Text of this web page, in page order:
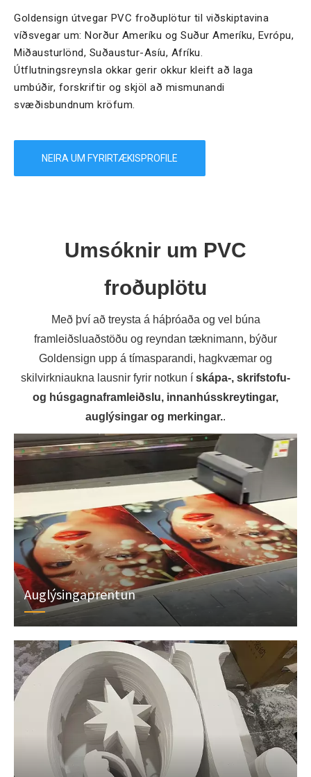
Goldensign útvegar PVC froðuplötur til viðskiptavina
víðsvegar um: Norður Ameríku og Suður Ameríku, Evrópu,
Miðausturlönd, Suðaustur-Asíu, Afríku.
Útflutningsreynsla okkar gerir okkur kleift að laga
umbúðir, forskriftir og skjöl að mismunandi
svæðisbundnum kröfum.
NEIRA UM FYRIRTÆKISPROFILE
Umsóknir um PVC
froðuplötu
Með því að treysta á háþróaða og vel búna
framleiðsluaðstöðu og reyndan tæknimann, býður
Goldensign upp á tímasparandi, hagkvæmar og
skilvirkniaukna lausnir fyrir notkun í skápa-, skrifstofu-
og húsgagnaframleiðslu, innanhússkreytingar,
auglýsingar og merkingar..
Auglýsingaprentun